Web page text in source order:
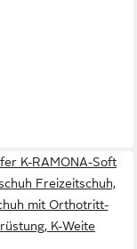
K-RAMONA-Soft
Freizeitschuh,
mit Orthotritt-
K-Weite